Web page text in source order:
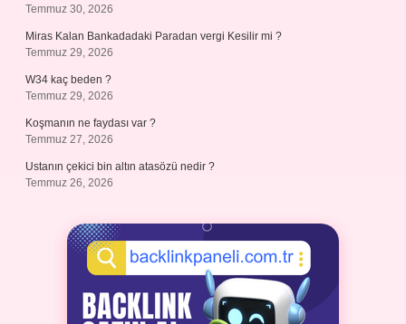
Temmuz 30, 2026
Miras Kalan Bankadadaki Paradan vergi Kesilir mi ?
Temmuz 29, 2026
W34 kaç beden ?
Temmuz 29, 2026
Koşmanın ne faydası var ?
Temmuz 27, 2026
Ustanın çekici bin altın atasözü nedir ?
Temmuz 26, 2026